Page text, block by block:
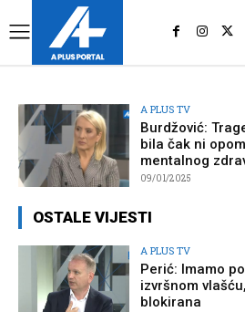
A PLUS TV
Burdžović:
bila čak ni
mentalnog
09/01/2025
OSTALE VIJESTI
A PLUS TV
Perić: Imamo
izvršnom
blokirana